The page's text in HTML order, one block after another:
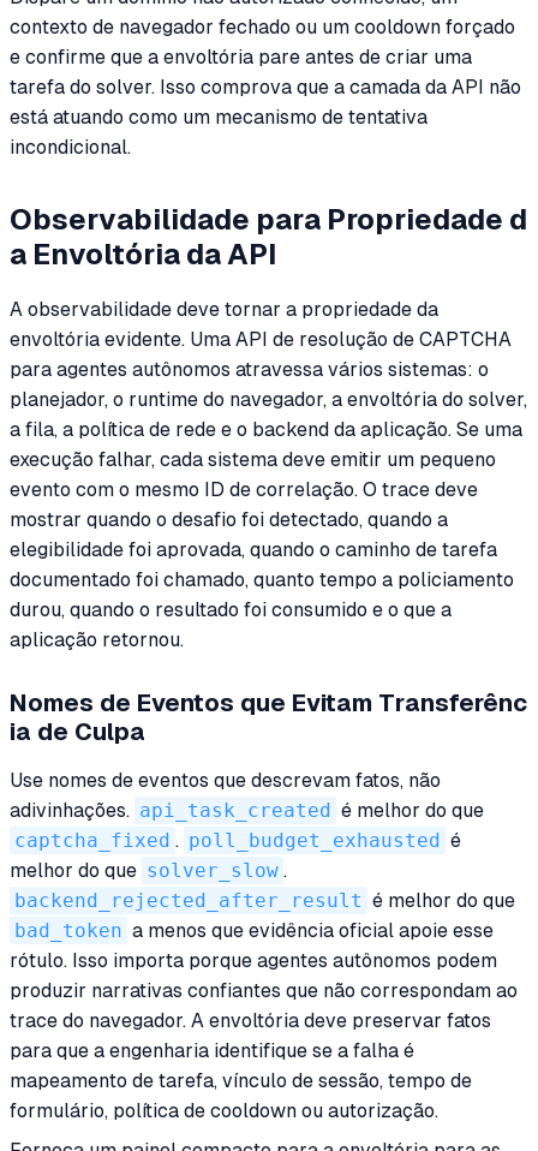
contexto de navegador fechado ou um cooldown forçado
e confirme que a envoltória pare antes de criar uma
tarefa do solver. Isso comprova que a camada da API não
está atuando como um mecanismo de tentativa
incondicional.
Observabilidade para Propriedade d
a Envoltória da API
A observabilidade deve tornar a propriedade da
envoltória evidente. Uma API de resolução de CAPTCHA
para agentes autônomos atravessa vários sistemas: o
planejador, o runtime do navegador, a envoltória do solver,
a fila, a política de rede e o backend da aplicação. Se uma
execução falhar, cada sistema deve emitir um pequeno
evento com o mesmo ID de correlação. O trace deve
mostrar quando o desafio foi detectado, quando a
elegibilidade foi aprovada, quando o caminho de tarefa
documentado foi chamado, quanto tempo a policiamento
durou, quando o resultado foi consumido e o que a
aplicação retornou.
Nomes de Eventos que Evitam Transferênc
ia de Culpa
Use nomes de eventos que descrevam fatos, não
adivinhações. api_task_created é melhor do que
captcha_fixed . poll_budget_exhausted é
melhor do que solver_slow .
backend_rejected_after_result é melhor do que
bad_token a menos que evidência oficial apoie esse
rótulo. Isso importa porque agentes autônomos podem
produzir narrativas confiantes que não correspondam ao
trace do navegador. A envoltória deve preservar fatos
para que a engenharia identifique se a falha é
mapeamento de tarefa, vínculo de sessão, tempo de
formulário, política de cooldown ou autorização.